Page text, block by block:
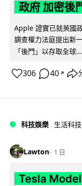
政府 加密後
Apple 證實已就英國
調查權力法庭提出新
「後門」以存取全球...
306 40 ↗
科技娛樂 生活科技
Lawton 1 日
Tesla